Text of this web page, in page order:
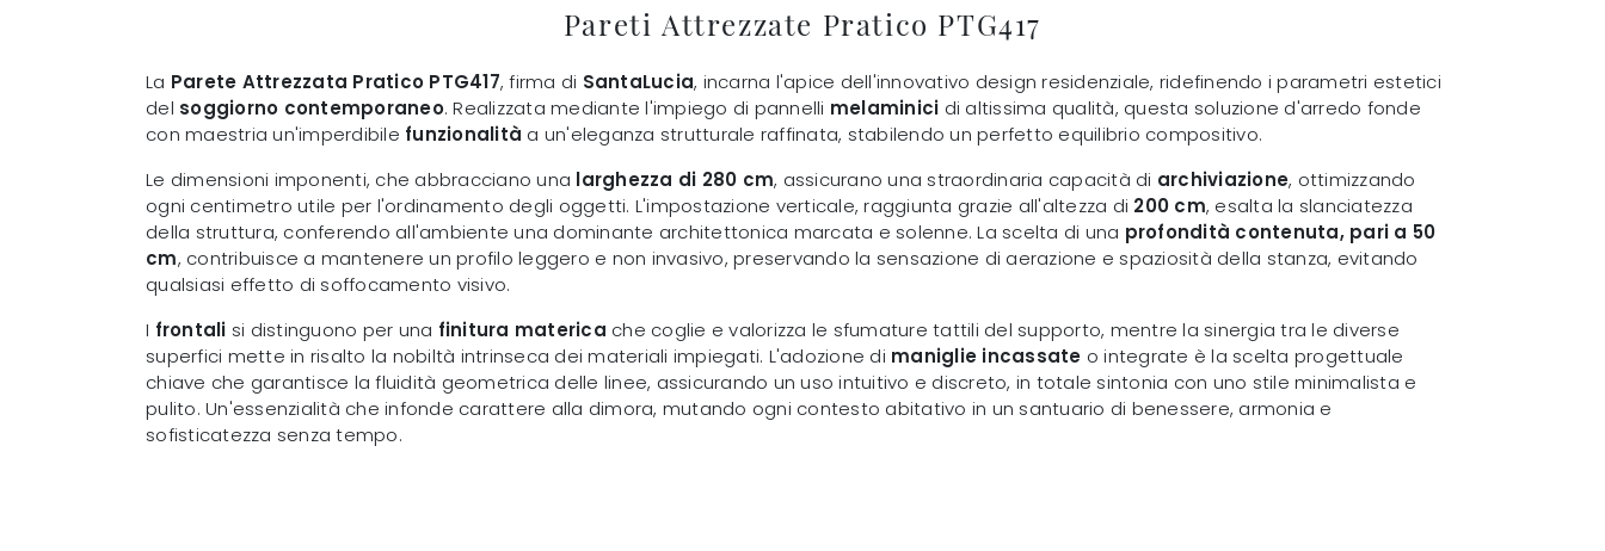
Pareti Attrezzate Pratico PTG417
La Parete Attrezzata Pratico PTG417, firma di SantaLucia, incarna l'apice dell'innovativo design residenziale, ridefinendo i parametri estetici
del soggiorno contemporaneo. Realizzata mediante l'impiego di pannelli melaminici di altissima qualità, questa soluzione d'arredo fonde
con maestria un'imperdibile funzionalità a un'eleganza strutturale raffinata, stabilendo un perfetto equilibrio compositivo.
Le dimensioni imponenti, che abbracciano una larghezza di 280 cm, assicurano una straordinaria capacità di archiviazione, ottimizzando
ogni centimetro utile per l'ordinamento degli oggetti. L'impostazione verticale, raggiunta grazie all'altezza di 200 cm, esalta la slanciatezza
della struttura, conferendo all'ambiente una dominante architettonica marcata e solenne. La scelta di una profondità contenuta, pari a 50
cm, contribuisce a mantenere un profilo leggero e non invasivo, preservando la sensazione di aerazione e spaziosità della stanza, evitando
qualsiasi effetto di soffocamento visivo.
I frontali si distinguono per una finitura materica che coglie e valorizza le sfumature tattili del supporto, mentre la sinergia tra le diverse
superfici mette in risalto la nobiltà intrinseca dei materiali impiegati. L'adozione di maniglie incassate o integrate è la scelta progettuale
chiave che garantisce la fluidità geometrica delle linee, assicurando un uso intuitivo e discreto, in totale sintonia con uno stile minimalista e
pulito. Un'essenzialità che infonde carattere alla dimora, mutando ogni contesto abitativo in un santuario di benessere, armonia e
sofisticatezza senza tempo.